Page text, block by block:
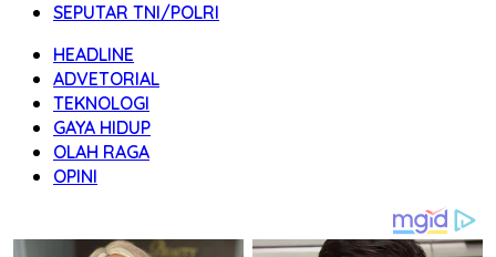
SEPUTAR TNI/POLRI
HEADLINE
ADVETORIAL
TEKNOLOGI
GAYA HIDUP
OLAH RAGA
OPINI